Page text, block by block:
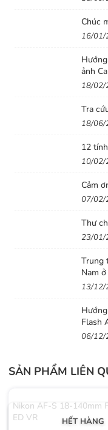
Công nghệ lấy nét
tích hợp bên trong
đảm bảo khả
chính xác và êm ái
khiến nhiều nhiếp
ống kính của Nikon.
Hệ thống căn nét
Rear Focus
thấu kính nằm phía
căn nét nhanh và
chuyển giữa chế độ
AF-S DX 35mm
năng được “ưa
Chúc
16/01/
ảnh
18/02/
Tra
18/06/
12
10/02/
07/02/
Thư
23/01/
Trung
Nam
13/12/
Flash
06/12/
SẢN PHẨM LIÊN
HẾT HÀNG
Nikon AF-S 18-140mm
ED VR